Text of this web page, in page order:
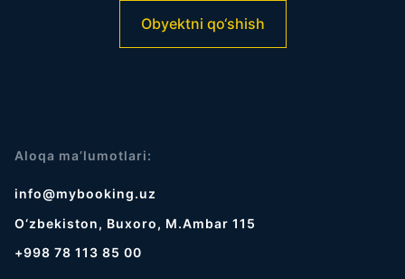
Obyektni qo‘shish
Aloqa ma’lumotlari:
info@mybooking.uz
O‘zbekiston, Buxoro, M.Ambar 115
+998 78 113 85 00